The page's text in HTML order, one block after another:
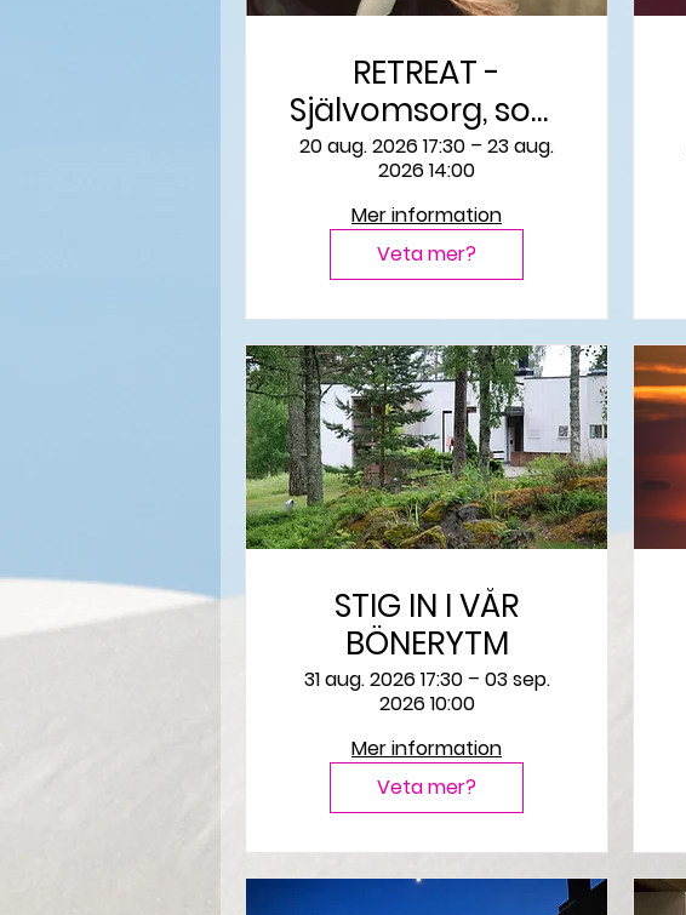
RETREAT -
Självomsorg, som
dig själv
20 aug. 2026 17:30 – 23 aug.
2026 14:00
Mer information
Veta mer?
STIG IN I VÅR
BÖNERYTM
31 aug. 2026 17:30 – 03 sep.
2026 10:00
Mer information
Veta mer?